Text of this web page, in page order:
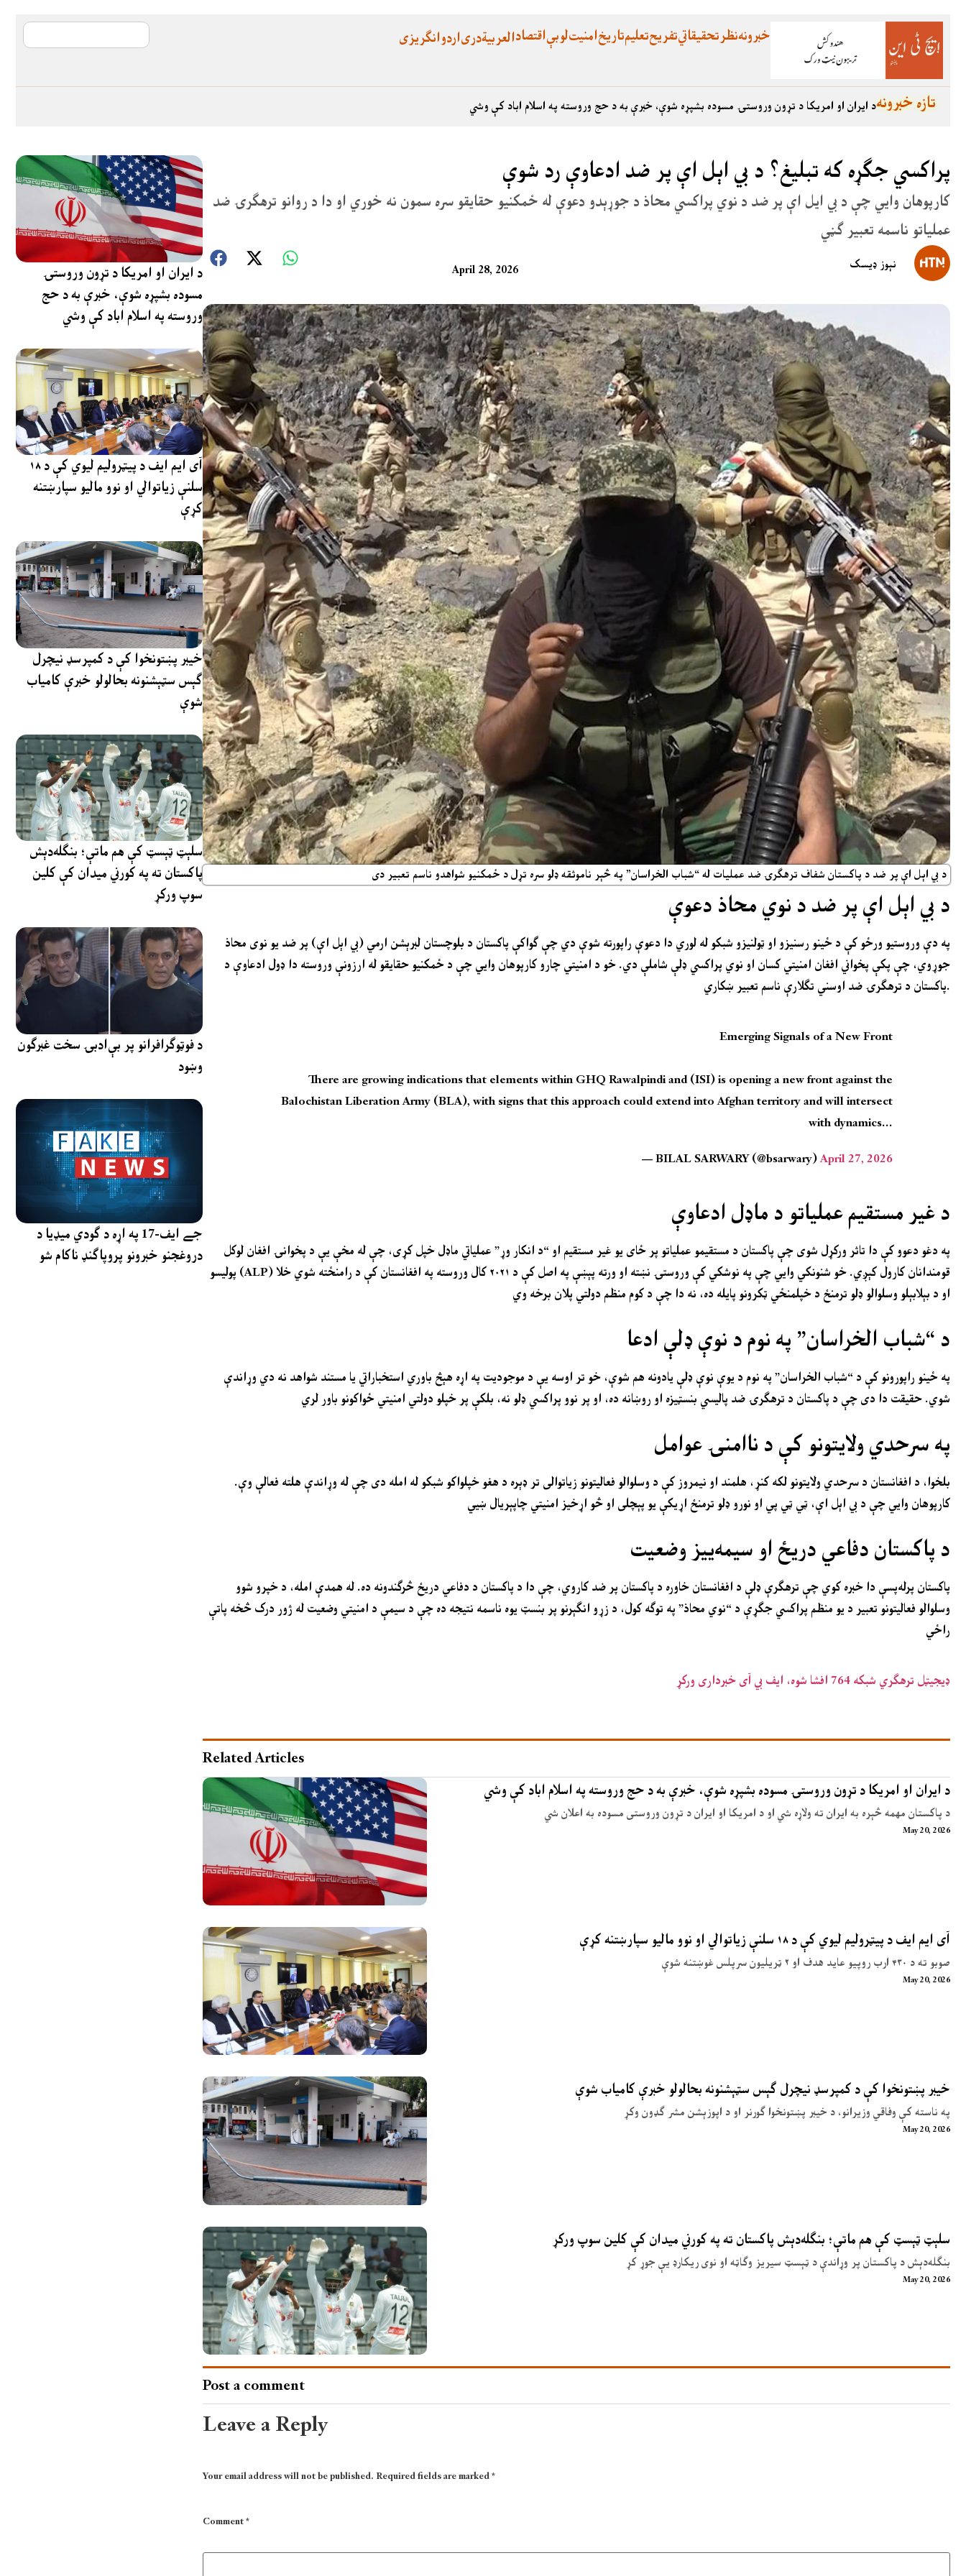
اقتصادلوبېامنیتتاریختعلیمتفریحتحقیقاتينظرخبرونه انگریزیاردودریالعربية
د ایران او امریکا د تړون وروستۍ مسوده بشپړه شوې، خبرې به د حج وروسته په اسلام اباد کې وشيتازه خبرونه
د ایران او امریکا د تړون وروستۍ
مسوده بشپړه شوې، خبرې به د حج
وروسته په اسلام اباد کې وشي
آی ایم ایف د پیټرولیم لیوي کې د ۱۸
سلنې زیاتوالي او نوو مالیو سپارښتنه
کړې
خیبر پښتونخوا کې د کمپرسډ نیچرل
ګېس سټېشنونه بحالولو خبرې کامیاب
شوې
سلېټ ټېسټ کې هم ماتې؛ بنګله‌دېش
پاکستان ته په کورني میدان کې کلین
سوپ ورکړ
د فوټوګرافرانو پر بې‌ادبۍ سخت غبرګون
وښود
جے ایف-17 په اړه د ګودي میډیا د
دروغجنو خبرونو پروپاګنډ ناکام شو
پراکسي جګړه که تبلیغ؟ د بي اېل اې پر ضد ادعاوې رد شوې
کارپوهان وايي چې د بي ایل اې پر ضد د نوي پراکسي محاذ د جوړېدو دعوې له ځمکنیو حقایقو سره سمون نه خوري او دا د روانو ترهګرۍ ضد
عملیاتو ناسمه تعبیر ګڼي
April 28, 2026 نېوز ډیسک
د بي اېل اې پر ضد د پاکستان شفاف ترهګرۍ ضد عملیات له “شباب الخراسان” په څېر ناموثقه ډلو سره تړل د ځمکنیو شواهدو ناسم تعبیر دی
د بي اېل اې پر ضد د نوي محاذ دعوې
په دې وروستیو ورځو کې د ځینو رسنیزو او ټولنیزو شبکو له لوري دا دعوې راپورته شوې دي چې ګواکې پاکستان د بلوچستان لبرېشن ارمي (بي اېل اې) پر ضد یو نوی محاذ
جوړوي، چې پکې پخواني افغان امنیتي کسان او نوي پراکسي ډلې شاملې دي. خو د امنیتي چارو کارپوهان وايي چې د ځمکنیو حقایقو له ارزونې وروسته دا ډول ادعاوې د
پاکستان د ترهګرۍ ضد اوسني تګلارې ناسم تعبیر ښکاري.
Emerging Signals of a New Front
There are growing indications that elements within GHQ Rawalpindi and (ISI) is opening a new front against the
Balochistan Liberation Army (BLA), with signs that this approach could extend into Afghan territory and will intersect
with dynamics…
— BILAL SARWARY (@bsarwary)April 27, 2026
د غیر مستقیم عملیاتو د ماډل ادعاوې
په دغو دعوو کې دا تاثر ورکړل شوی چې پاکستان د مستقیمو عملیاتو پر ځای یو غیر مستقیم او “د انکار وړ” عملیاتي ماډل خپل کړی، چې له مخې یې د پخوانۍ افغان لوکل
پولیسو (ALP) قومندانان کارول کېږي. خو شنونکي وايي چې په نوشکي کې وروستۍ نښته او ورته پېښې په اصل کې د ۲۰۲۱ کال وروسته په افغانستان کې د رامنځته شوي خلا
او د بېلابېلو وسلوالو ډلو ترمنځ د خپلمنځي ټکرونو پایله ده، نه دا چې د کوم منظم دولتي پلان برخه وي
د “شباب الخراسان” په نوم د نوې ډلې ادعا
په ځینو راپورونو کې د “شباب الخراسان” په نوم د یوې نوې ډلې یادونه هم شوې، خو تر اوسه یې د موجودیت په اړه هېڅ باوري استخباراتي یا مستند شواهد نه دي وړاندې
شوي. حقیقت دا دی چې د پاکستان د ترهګرۍ ضد پالیسي بنسټیزه او روښانه ده، او پر نوو پراکسي ډلو نه، بلکې پر خپلو دولتي امنیتي ځواکونو باور لري
په سرحدي ولایتونو کې د ناامنۍ عوامل
بلخوا، د افغانستان د سرحدي ولایتونو لکه کنړ، هلمند او نیمروز کې د وسلوالو فعالیتونو زیاتوالی تر ډېره د هغو خپلواکو شبکو له امله دی چې له وړاندې هلته فعالې وې.
کارپوهان وايي چې د بي اېل اې، ټي ټي پي او نورو ډلو ترمنځ اړیکې یو پېچلی او څو اړخیز امنیتي چاپېریال ښيي
د پاکستان دفاعي دریځ او سیمه‌ییز وضعیت
پاکستان پرله‌پسې دا خبره کوي چې ترهګرې ډلې د افغانستان خاوره د پاکستان پر ضد کاروي، چې دا د پاکستان د دفاعي دریځ څرګندونه ده. له همدې امله، د خپرو شوو
وسلوالو فعالیتونو تعبیر د یو منظم پراکسي جګړې د “نوي محاذ” په توګه کول، د زړو انګېرنو پر بنسټ یوه ناسمه نتیجه ده چې د سیمې د امنیتي وضعیت له ژور درک څخه پاتې
راځي
ډیجیټل ترهګري شبکه 764 افشا شوه، ایف بي آی خبرداری ورکړ
Related Articles
د ایران او امریکا د تړون وروستۍ مسوده بشپړه شوې، خبرې به د حج وروسته په اسلام اباد کې وشي
د پاکستان مهمه څېره به ایران ته ولاړه شي او د امریکا او ایران د تړون وروستی مسوده به اعلان شي
May 20, 2026
آی ایم ایف د پیټرولیم لیوي کې د ۱۸ سلنې زیاتوالي او نوو مالیو سپارښتنه کړې
صوبو ته د ۴۳۰ ارب روپیو عاید هدف او ۲ ټریلیون سرپلس غوښتنه شوې
May 20, 2026
خیبر پښتونخوا کې د کمپرسډ نیچرل ګېس سټېشنونه بحالولو خبرې کامیاب شوې
په ناسته کې وفاقي وزیرانو، د خیبر پښتونخوا ګورنر او د اپوزېشن مشر ګډون وکړ
May 20, 2026
سلېټ ټېسټ کې هم ماتې؛ بنګله‌دېش پاکستان ته په کورني میدان کې کلین سوپ ورکړ
بنګله‌دېش د پاکستان پر وړاندې د ټېسټ سیریز وګاټه او نوی ریکارډ یې جوړ کړ
May 20, 2026
Post a comment
Leave a Reply
Your email address will not be published.Required fields are marked*
Comment*